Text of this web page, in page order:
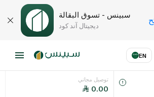
سبينس - تسوق البقالة
ديجيتال آند كود
EN
اللغةتوصيل مجاني
0.00